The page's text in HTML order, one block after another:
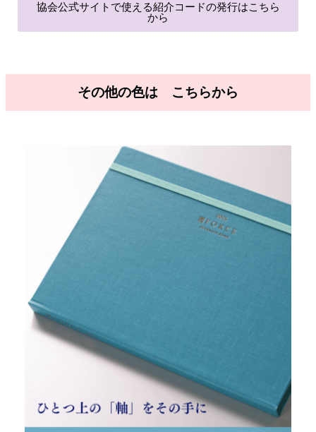
協会公式サイトで使える紹介コードの発行はこちら
から
その他の色は こちらから